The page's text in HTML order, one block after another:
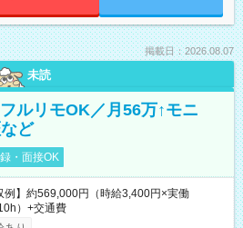
掲載日：2026.08.07
未読
ルリモOK／月56万↑モニ
ど
・面接OK
例】約569,000円（時給3,400円×実働
）+交通費